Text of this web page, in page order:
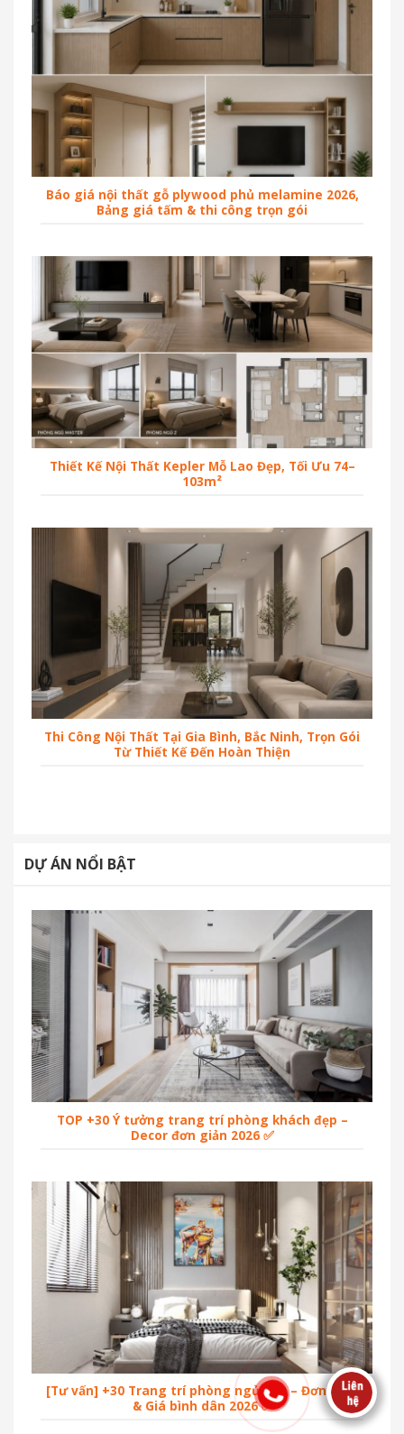
Báo giá nội thất gỗ plywood phủ melamine 2026,
Bảng giá tấm & thi công trọn gói
Thiết Kế Nội Thất Kepler Mỗ Lao Đẹp, Tối Ưu 74–
103m²
Thi Công Nội Thất Tại Gia Bình, Bắc Ninh, Trọn Gói
Từ Thiết Kế Đến Hoàn Thiện
DỰ ÁN NỔI BẬT
TOP +30 Ý tưởng trang trí phòng khách đẹp –
Decor đơn giản 2026 ✅
[Tư vấn] +30 Trang trí phòng ngủ đẹp – Đơn giản
& Giá bình dân 2026 ✅